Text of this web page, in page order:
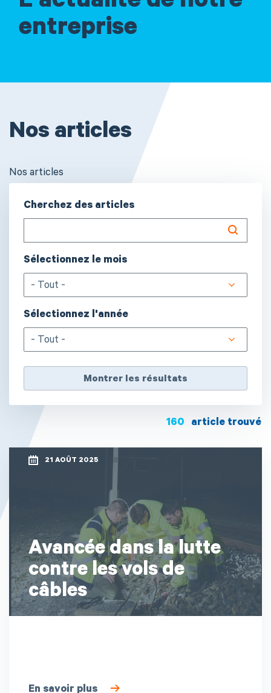
entreprise
Nos articles
Nos articles
Cherchez des articles
Sélectionnez le mois
- Tout -
Sélectionnez l'année
- Tout -
160 article trouvé
21 AOÛT 2025
Avancée dans la lutte
contre les vols de
câbles
En savoir plus